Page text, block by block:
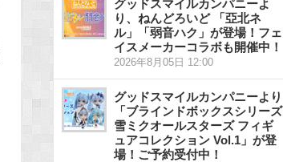
グッドスマイルカンパニーよ
り、ねんどろいど 「亞北ネ
ル」「弱音ハク」が登場！フェ
イスメーカーコラボも開催中！
2026年8月05日 12:00
グッドスマイルカンパニーより
「ブラインドボックスシリーズ
雪ミクオールスターズ フィギ
ュアコレクション Vol.1」が登
場！ご予約受付中！